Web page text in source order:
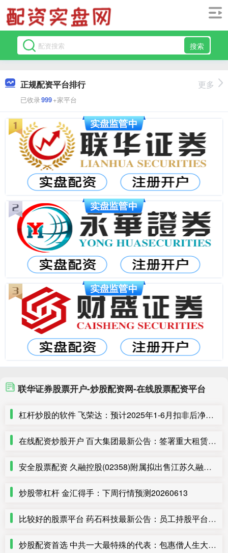
搜索
正规配资平台排行
已收录999+家平台
更多
联华证券股票开户-炒股配资网-在线股票配资平台
杠杆炒股的软件 飞荣达：预计2025年1-6月扣非后净利润盈利1.25亿元至1.4亿元
在线配资炒股开户 百大集团最新公告：签署重大租赁合同
安全股票配资 久融控股(02358)附属拟出售江苏久融综合能源及其位于南京的13个电动汽车充电站
炒股带杠杆 金汇得手：下周行情预测20260613
比较好的股票平台 药石科技最新公告：员工持股平台拟减持不超2.72%公司股份
炒股配资首选 中共一大最特殊的代表：包惠僧人生大起大落，晚年终于回家